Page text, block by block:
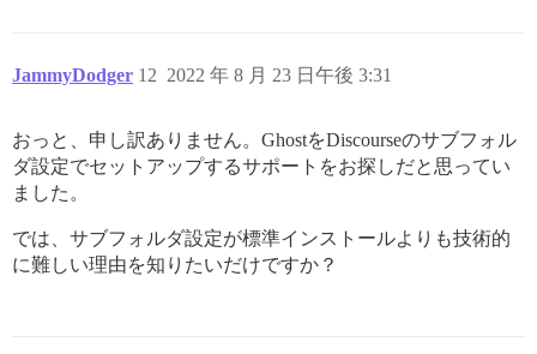
JammyDodger 2022 年 8 月 23 日午後 3:31
12
おっと、申し訳ありません。GhostをDiscourseのサブフォル
ダ設定でセットアップするサポートをお探しだと思ってい
ました。
では、サブフォルダ設定が標準インストールよりも技術的
に難しい理由を知りたいだけですか？